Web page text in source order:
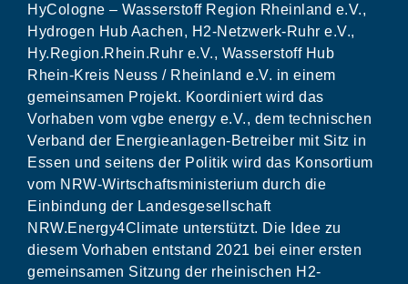
HyCologne – Wasserstoff Region Rheinland e.V.,
Hydrogen Hub Aachen, H2-Netzwerk-Ruhr e.V.,
Hy.Region.Rhein.Ruhr e.V., Wasserstoff Hub
Rhein-Kreis Neuss / Rheinland e.V. in einem
gemeinsamen Projekt. Koordiniert wird das
Vorhaben vom vgbe energy e.V., dem technischen
Verband der Energieanlagen-Betreiber mit Sitz in
Essen und seitens der Politik wird das Konsortium
vom NRW-Wirtschaftsministerium durch die
Einbindung der Landesgesellschaft
NRW.Energy4Climate unterstützt. Die Idee zu
diesem Vorhaben entstand 2021 bei einer ersten
gemeinsamen Sitzung der rheinischen H2-